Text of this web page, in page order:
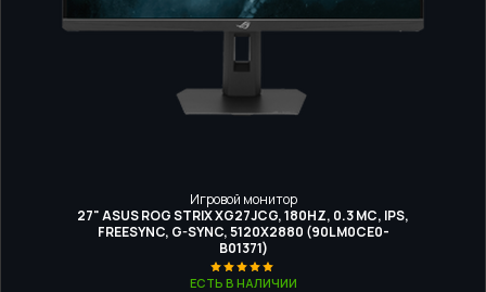
Игровой монитор
27" ASUS ROG STRIX XG27JCG, 180HZ, 0.3 МС, IPS,
FREESYNC, G-SYNC, 5120Х2880 (90LM0CE0-
B01371)
ЕСТЬ В НАЛИЧИИ